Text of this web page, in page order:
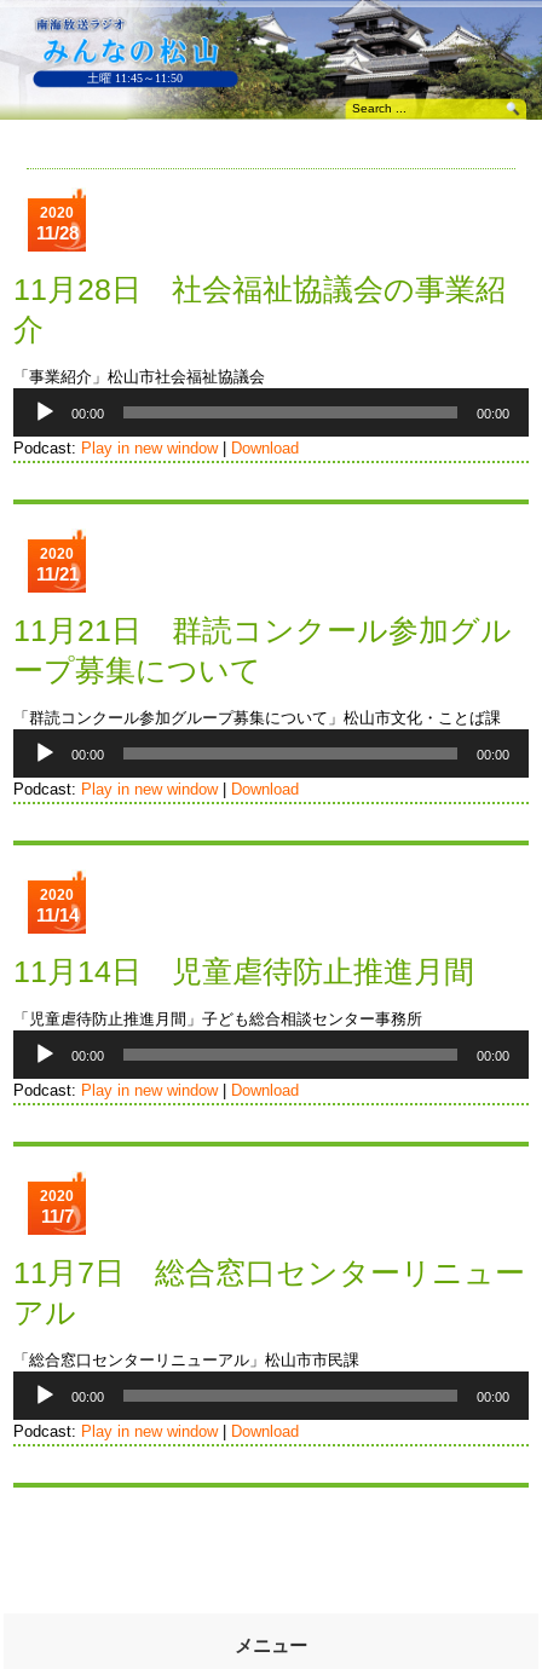
土曜 11:45～11:50
メニュー
2020
11/28
11月28日 社会福祉協議会の事業紹
介
「事業紹介」松山市社会福祉協議会
プ
レ
ー
00:00 00:00
Podcast: Play in new window| Download
2020
11/21
11月21日 群読コンクール参加グル
ープ募集について
「群読コンクール参加グループ募集について」松山市文化・ことば課
プ
レ
ー
00:00 00:00
Podcast: Play in new window| Download
2020
11/14
11月14日 児童虐待防止推進月間
「児童虐待防止推進月間」子ども総合相談センター事務所
プ
レ
ー
00:00 00:00
Podcast: Play in new window| Download
2020
11/7
11月7日 総合窓口センターリニュー
アル
「総合窓口センターリニューアル」松山市市民課
プ
レ
00:00 00:00
Podcast: Play in new window| Download